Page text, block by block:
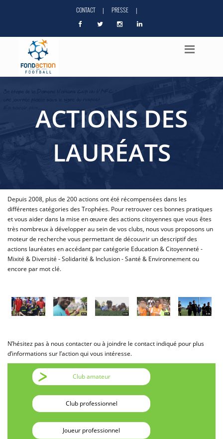
CONTACT | PRESSE |
ACTIONS DES
LAURÉATS
Depuis 2008, plus de 200 actions ont été récompensées dans les
différentes catégories des Trophées. Pour retrouver ces bonnes pratiques
et vous aider dans la mise en œuvre des actions citoyennes que vous êtes
très nombreux à développer au sein de vos clubs, nous vous proposons un
moteur de recherche vous permettant de découvrir un descriptif des
actions lauréates en accédant par catégorie Education & Citoyenneté -
Mixité & Diversité - Solidarité & Inclusion - Santé & Environnement ou
encore par mot clé.
N’hésitez pas à nous contacter ou à joindre le contact indiqué pour plus
d’informations sur l’action qui vous intéresse.
Club amateur
Club professionnel
Joueur professionnel